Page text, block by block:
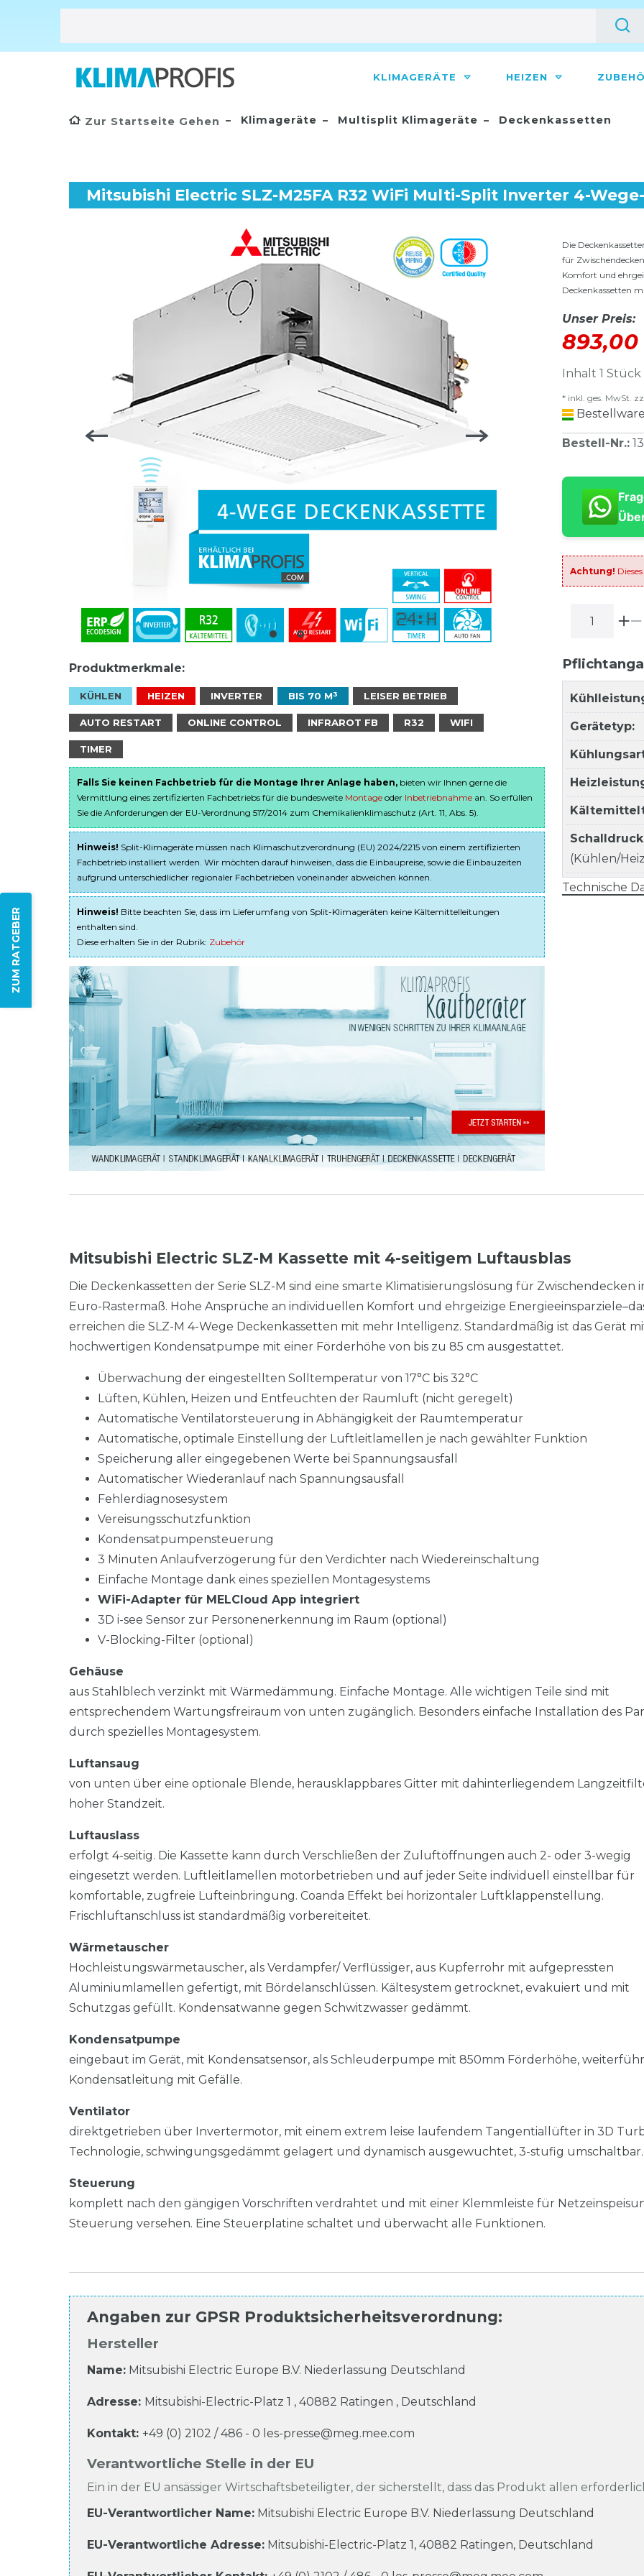
KLIMAGERÄTE HEIZEN
Zur Startseite Gehen Klimageräte Multisplit Klimageräte Deckenkassetten
ZUM RATGEBER
Mitsubishi Electric SLZ-M25FA R32 WiFi Multi-Split Inverter 4-
Produktmerkmale:
KÜHLEN HEIZEN INVERTER BIS 70 M³ LEISER BETRIEB
AUTO RESTART ONLINE CONTROL INFRAROT FB R32 WIFI
TIMER
Falls Sie keinen Fachbetrieb für die Montage Ihrer Anlage haben, bieten wir Ihnen gerne die
Vermittlung eines zertifizierten Fachbetriebs für die bundesweite Montage oder Inbetriebnahme an. So erfüllen
Sie die Anforderungen der EU-Verordnung 517/2014 zum Chemikalienklimaschutz (Art. 11, Abs. 5).
Hinweis! Split-Klimageräte müssen nach Klimaschutzverordnung (EU) 2024/2215 von einem zertifizierten
Fachbetrieb installiert werden. Wir möchten darauf hinweisen, dass die Einbaupreise, sowie die Einbauzeiten
aufgrund unterschiedlicher regionaler Fachbetrieben voneinander abweichen können.
Hinweis! Bitte beachten Sie, dass im Lieferumfang von Split-Klimageräten keine Kältemittelleitungen
enthalten sind.
Diese erhalten Sie in der Rubrik: Zubehör
Die
für
Komfort und
Deckenkassetten
Unser Preis:
Inhalt 1 Stück
* inkl. ges. MwSt.
Bestell-Nr.:
Achtung!
Gerätetyp:
(Kühlen/
Technische
Mitsubishi Electric SLZ-M Kassette mit 4-seitigem Luftausblas
Die Deckenkassetten der Serie SLZ-M sind eine smarte Klimatisierungslösung für Zwischendecken
Euro-Rastermaß. Hohe Ansprüche an individuellen Komfort und ehrgeizige
erreichen die SLZ-M 4-Wege Deckenkassetten mit mehr Intelligenz. Standardmäßig ist das Gerät
hochwertigen Kondensatpumpe mit einer Förderhöhe von bis zu 85 cm ausgestattet.
Überwachung der eingestellten Solltemperatur von 17°C bis 32°C
Lüften, Kühlen, Heizen und Entfeuchten der Raumluft (nicht geregelt)
Automatische Ventilatorsteuerung in Abhängigkeit der Raumtemperatur
Automatische, optimale Einstellung der Luftleitlamellen je nach gewählter Funktion
Speicherung aller eingegebenen Werte bei Spannungsausfall
Automatischer Wiederanlauf nach Spannungsausfall
Fehlerdiagnosesystem
Vereisungsschutzfunktion
Kondensatpumpensteuerung
3 Minuten Anlaufverzögerung für den Verdichter nach Wiedereinschaltung
Einfache Montage dank eines speziellen Montagesystems
WiFi-Adapter für MELCloud App integriert
3D i-see Sensor zur Personenerkennung im Raum (optional)
V-Blocking-Filter (optional)
Gehäuse
aus Stahlblech verzinkt mit Wärmedämmung. Einfache Montage. Alle wichtigen Teile sind mit
entsprechendem Wartungsfreiraum von unten zugänglich. Besonders einfache Installation des
durch spezielles Montagesystem.
Luftansaug
von unten über eine optionale Blende, herausklappbares Gitter mit dahinterliegendem
hoher Standzeit.
Luftauslass
erfolgt 4-seitig. Die Kassette kann durch Verschließen der Zuluftöffnungen auch 2- oder 3-wegig
eingesetzt werden. Luftleitlamellen motorbetrieben und auf jeder Seite individuell einstellbar für
komfortable, zugfreie Lufteinbringung. Coanda Effekt bei horizontaler Luftklappenstellung.
Frischluftanschluss ist standardmäßig vorbereiteitet.
Wärmetauscher
Hochleistungswärmetauscher, als Verdampfer/ Verflüssiger, aus Kupferrohr mit aufgepressten
Aluminiumlamellen gefertigt, mit Bördelanschlüssen. Kältesystem getrocknet, evakuiert und mit
Schutzgas gefüllt. Kondensatwanne gegen Schwitzwasser gedämmt.
Kondensatpumpe
eingebaut im Gerät, mit Kondensatsensor, als Schleuderpumpe mit 850mm Förderhöhe,
Kondensatleitung mit Gefälle.
Ventilator
direktgetrieben über Invertermotor, mit einem extrem leise laufendem Tangentiallüfter in 3D
Technologie, schwingungsgedämmt gelagert und dynamisch ausgewuchtet, 3-stufig umschaltbar.
Steuerung
komplett nach den gängigen Vorschriften verdrahtet und mit einer Klemmleiste für
Steuerung versehen. Eine Steuerplatine schaltet und überwacht alle Funktionen.
Angaben zur GPSR Produktsicherheitsverordnung:
Hersteller
Name: Mitsubishi Electric Europe B.V. Niederlassung Deutschland
Adresse: Mitsubishi-Electric-Platz 1 , 40882 Ratingen , Deutschland
Kontakt: +49 (0) 2102 / 486 - 0 les-presse@meg.mee.com
Verantwortliche Stelle in der EU
Ein in der EU ansässiger Wirtschaftsbeteiligter, der sicherstellt, dass das Produkt allen
EU-Verantwortlicher Name: Mitsubishi Electric Europe B.V. Niederlassung Deutschland
EU-Verantwortliche Adresse: Mitsubishi-Electric-Platz 1, 40882 Ratingen, Deutschland